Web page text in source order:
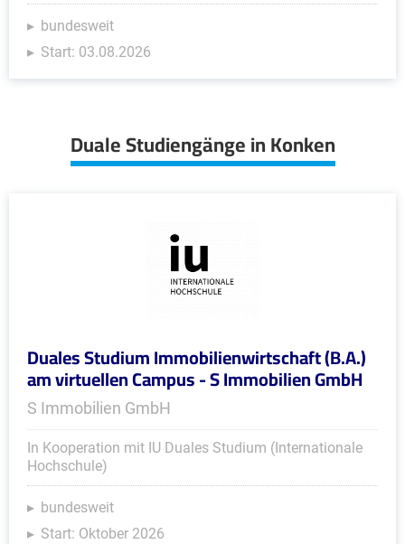
bundesweit
Start: 03.08.2026
Duale Studiengänge in Konken
Duales Studium Immobilienwirtschaft (B.A.)
am virtuellen Campus - S Immobilien GmbH
S Immobilien GmbH
In Kooperation mit IU Duales Studium (Internationale
Hochschule)
bundesweit
Start: Oktober 2026